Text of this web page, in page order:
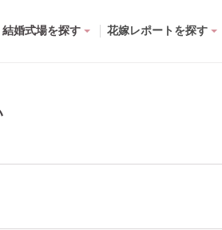
結婚式場を探す 花嫁レポートを探す